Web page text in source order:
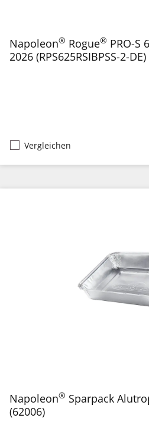
Napoleon® Rogue® PRO-S
2026 (RPS625RSIBPSS-2-DE)
Vergleichen
Napoleon® Sparpack
(62006)